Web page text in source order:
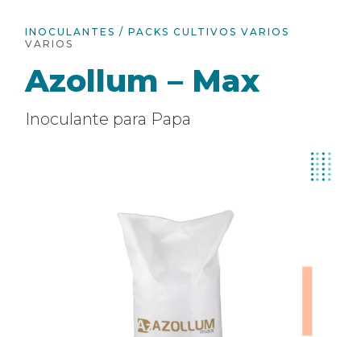
INOCULANTES / PACKS CULTIVOS VARIOS
VARIOS
Azollum – Max
Inoculante para Papa